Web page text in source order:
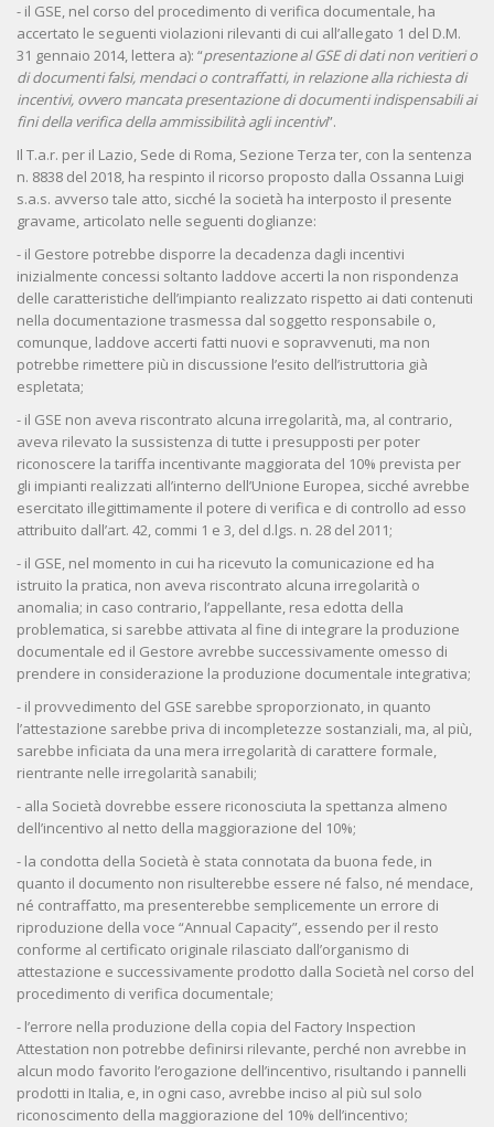
- il GSE, nel corso del procedimento di verifica documentale, ha
accertato le seguenti violazioni rilevanti di cui all’allegato 1 del D.M.
31 gennaio 2014, lettera a): “presentazione al GSE di dati non veritieri o
di documenti falsi, mendaci o contraffatti, in relazione alla richiesta di
incentivi, ovvero mancata presentazione di documenti indispensabili ai
fini della verifica della ammissibilità agli incentivi”.
Il T.a.r. per il Lazio, Sede di Roma, Sezione Terza ter, con la sentenza
n. 8838 del 2018, ha respinto il ricorso proposto dalla Ossanna Luigi
s.a.s. avverso tale atto, sicché la società ha interposto il presente
gravame, articolato nelle seguenti doglianze:
- il Gestore potrebbe disporre la decadenza dagli incentivi
inizialmente concessi soltanto laddove accerti la non rispondenza
delle caratteristiche dell’impianto realizzato rispetto ai dati contenuti
nella documentazione trasmessa dal soggetto responsabile o,
comunque, laddove accerti fatti nuovi e sopravvenuti, ma non
potrebbe rimettere più in discussione l’esito dell’istruttoria già
espletata;
- il GSE non aveva riscontrato alcuna irregolarità, ma, al contrario,
aveva rilevato la sussistenza di tutte i presupposti per poter
riconoscere la tariffa incentivante maggiorata del 10% prevista per
gli impianti realizzati all’interno dell’Unione Europea, sicché avrebbe
esercitato illegittimamente il potere di verifica e di controllo ad esso
attribuito dall’art. 42, commi 1 e 3, del d.lgs. n. 28 del 2011;
- il GSE, nel momento in cui ha ricevuto la comunicazione ed ha
istruito la pratica, non aveva riscontrato alcuna irregolarità o
anomalia; in caso contrario, l’appellante, resa edotta della
problematica, si sarebbe attivata al fine di integrare la produzione
documentale ed il Gestore avrebbe successivamente omesso di
prendere in considerazione la produzione documentale integrativa;
- il provvedimento del GSE sarebbe sproporzionato, in quanto
l’attestazione sarebbe priva di incompletezze sostanziali, ma, al più,
sarebbe inficiata da una mera irregolarità di carattere formale,
rientrante nelle irregolarità sanabili;
- alla Società dovrebbe essere riconosciuta la spettanza almeno
dell’incentivo al netto della maggiorazione del 10%;
- la condotta della Società è stata connotata da buona fede, in
quanto il documento non risulterebbe essere né falso, né mendace,
né contraffatto, ma presenterebbe semplicemente un errore di
riproduzione della voce “Annual Capacity”, essendo per il resto
conforme al certificato originale rilasciato dall’organismo di
attestazione e successivamente prodotto dalla Società nel corso del
procedimento di verifica documentale;
- l’errore nella produzione della copia del Factory Inspection
Attestation non potrebbe definirsi rilevante, perché non avrebbe in
alcun modo favorito l’erogazione dell’incentivo, risultando i pannelli
prodotti in Italia, e, in ogni caso, avrebbe inciso al più sul solo
riconoscimento della maggiorazione del 10% dell’incentivo;